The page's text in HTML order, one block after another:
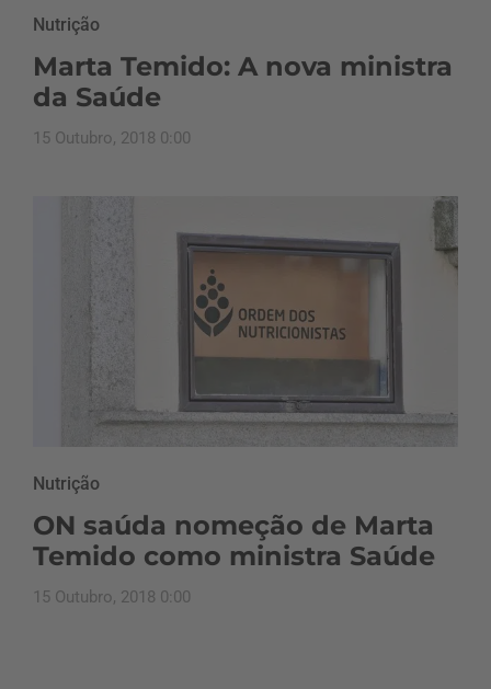
Nutrição
Marta Temido: A nova ministra
da Saúde
15 Outubro, 2018 0:00
Nutrição
ON saúda nomeção de Marta
Temido como ministra Saúde
15 Outubro, 2018 0:00